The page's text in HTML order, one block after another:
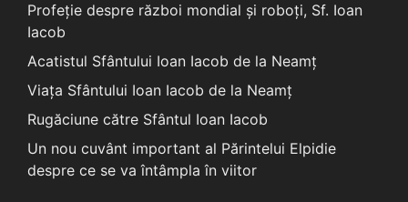
Profeție despre război mondial și roboți, Sf. Ioan
Iacob
Acatistul Sfântului Ioan Iacob de la Neamț
Viața Sfântului Ioan Iacob de la Neamț
Rugăciune către Sfântul Ioan Iacob
Un nou cuvânt important al Părintelui Elpidie
despre ce se va întâmpla în viitor